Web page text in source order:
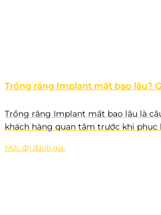
Trồng răng Implant mất bao lâu?
Trồng răng Implant mất bao lâu là
khách hàng quan tâm trước khi phục
Mức độ đánh giá: